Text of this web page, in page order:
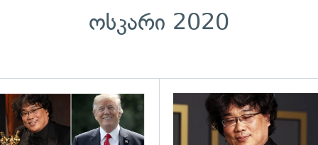
ოსკარი 2020
გადახედვა